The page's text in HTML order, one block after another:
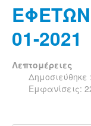
01-2021
Λεπτομέρειες
Δημοσιεύθηκε
Εμφανίσεις: